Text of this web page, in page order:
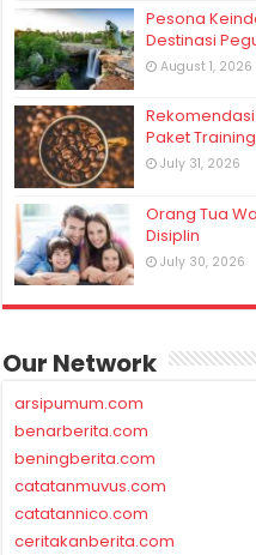
Pesona
Destinasi
August 1, 2026
Paket
July 31, 2026
Orang Tua
Disiplin
July 30, 2026
Our Network
arsipumum.com
benarberita.com
beningberita.com
catatanmuvus.com
catatannico.com
ceritakanberita.com